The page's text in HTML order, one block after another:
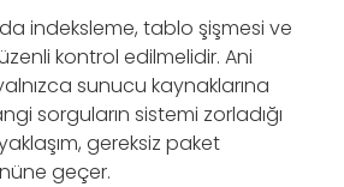
indeksleme, tablo şişmesi ve
kontrol edilmelidir. Ani
sunucu kaynaklarına
sorguların sistemi zorladığı
gereksiz paket
geçer.